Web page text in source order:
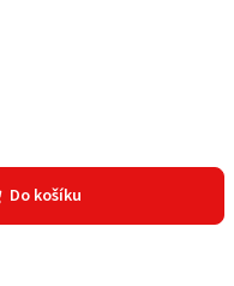
Do košíku